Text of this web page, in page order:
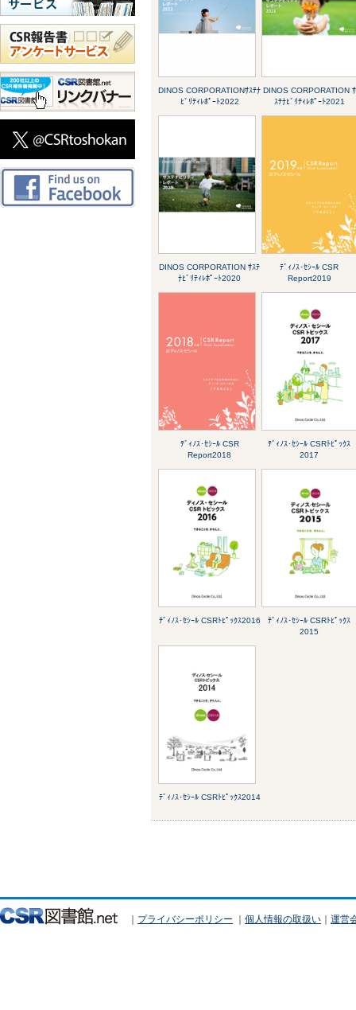
DINOS CORPORATIONｻｽﾃﾅ
ﾋﾞﾘﾃｨﾚﾎﾟｰﾄ2022
DINOS CORPORATION ｻ
ｽﾃﾅﾋﾞﾘﾃｨﾚﾎﾟｰﾄ2021
DINOS CORPORATION ｻｽﾃ
ﾅﾋﾞﾘﾃｨﾚﾎﾟｰﾄ2020
ﾃﾞｨﾉｽ･ｾｼｰﾙ CSR
Report2019
ﾃﾞｨﾉｽ･ｾｼｰﾙ CSR
Report2018
ﾃﾞｨﾉｽ･ｾｼｰﾙ CSRﾄﾋﾟｯｸｽ
2017
ﾃﾞｨﾉｽ･ｾｼｰﾙ CSRﾄﾋﾟｯｸｽ2016
ﾃﾞｨﾉｽ･ｾｼｰﾙ CSRﾄﾋﾟｯｸｽ
2015
ﾃﾞｨﾉｽ･ｾｼｰﾙ CSRﾄﾋﾟｯｸｽ2014
｜ プライバシーポリシー ｜ 個人情報の取扱い ｜ 運営